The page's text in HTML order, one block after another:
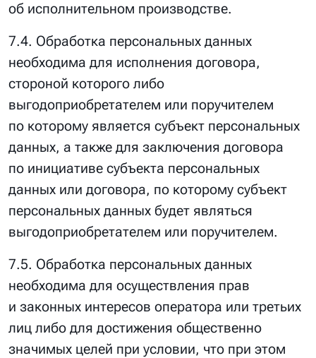
об исполнительном производстве.
7.4. Обработка персональных данных
необходима для исполнения договора,
стороной которого либо
выгодоприобретателем или поручителем
по которому является субъект персональных
данных, а также для заключения договора
по инициативе субъекта персональных
данных или договора, по которому субъект
персональных данных будет являться
выгодоприобретателем или поручителем.
7.5. Обработка персональных данных
необходима для осуществления прав
и законных интересов оператора или третьих
лиц либо для достижения общественно
значимых целей при условии, что при этом